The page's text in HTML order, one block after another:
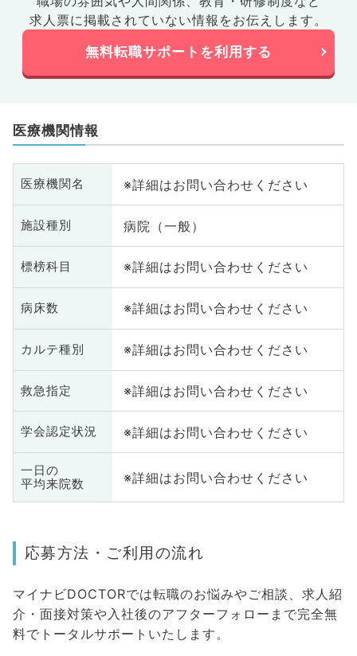
求人票に掲載されていない情報をお伝えします。
無料転職サポートを利用する
医療機関情報
医療機関名 ※詳細はお問い合わせください
施設種別 病院（一般）
標榜科目 ※詳細はお問い合わせください
病床数 ※詳細はお問い合わせください
カルテ種別 ※詳細はお問い合わせください
救急指定 ※詳細はお問い合わせください
学会認定状況 ※詳細はお問い合わせください
一日の
平均来院数
※詳細はお問い合わせください
応募方法・ご利用の流れ
マイナビDOCTORでは転職のお悩みやご相談、求人紹
介・面接対策や入社後のアフターフォローまで完全無
料でトータルサポートいたします。